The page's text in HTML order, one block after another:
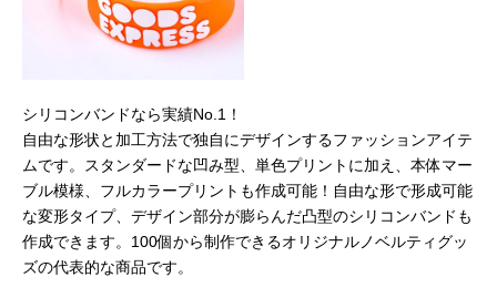
シリコンバンドなら実績No.1！
自由な形状と加工方法で独自にデザインするファッションアイテ
ムです。スタンダードな凹み型、単色プリントに加え、本体マー
ブル模様、フルカラープリントも作成可能！自由な形で形成可能
な変形タイプ、デザイン部分が膨らんだ凸型のシリコンバンドも
作成できます。100個から制作できるオリジナルノベルティグッ
ズの代表的な商品です。